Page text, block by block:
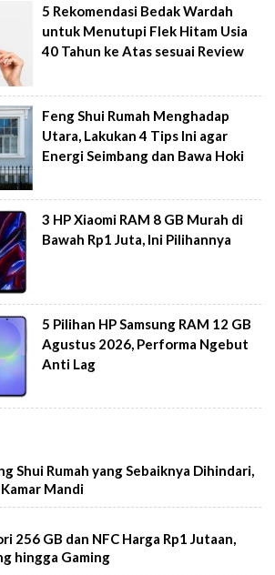
5 Rekomendasi Bedak Wardah
untuk Menutupi Flek Hitam Usia
40 Tahun ke Atas sesuai Review
Feng Shui Rumah Menghadap
Utara, Lakukan 4 Tips Ini agar
Energi Seimbang dan Bawa Hoki
3 HP Xiaomi RAM 8 GB Murah di
Bawah Rp1 Juta, Ini Pilihannya
5 Pilihan HP Samsung RAM 12 GB
Agustus 2026, Performa Ngebut
Anti Lag
Shui Rumah yang Sebaiknya Dihindari,
Mandi
256 GB dan NFC Harga Rp1 Jutaan,
hingga Gaming